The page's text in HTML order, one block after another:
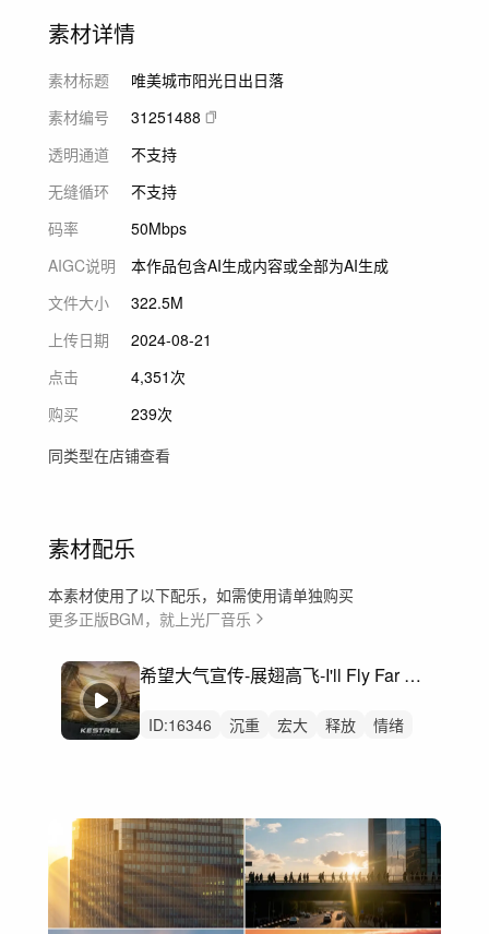
素材详情
素材标题
唯美城市阳光日出日落
素材编号
31251488
透明通道
不支持
无缝循环
不支持
码率
50Mbps
AIGC说明
本作品包含AI生成内容或全部为AI生成
文件大小
322.5M
上传日期
2024-08-21
点击
4,351次
购买
239次
同类型在店铺查看
素材配乐
本素材使用了以下配乐，如需使用请单独购买
更多正版BGM，就上光厂音乐
希望大气宣传-展翅高飞-I'll Fly Far Away
ID:16346 沉重 宏大 释放
情绪